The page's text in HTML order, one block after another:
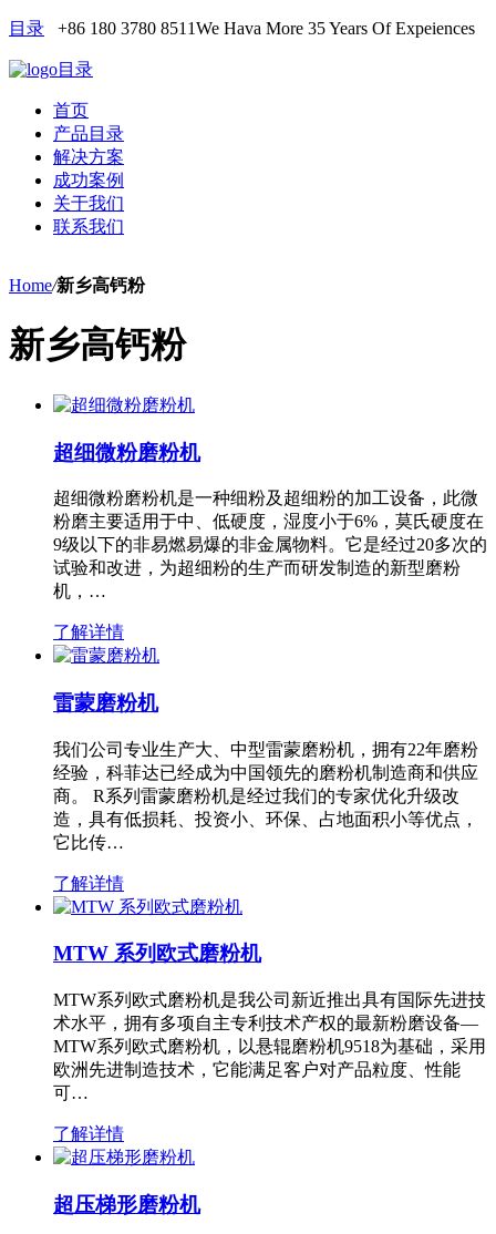
目录 +86 180 3780 8511We Hava More 35 Years Of Expeiences
目录
首页
产品目录
解决方案
成功案例
关于我们
联系我们
Home/新乡高钙粉
新乡高钙粉
超细微粉磨粉机
超细微粉磨粉机是一种细粉及超细粉的加工设备，此微
粉磨主要适用于中、低硬度，湿度小于6%，莫氏硬度在
9级以下的非易燃易爆的非金属物料。它是经过20多次的
试验和改进，为超细粉的生产而研发制造的新型磨粉
机，…
了解详情
雷蒙磨粉机
我们公司专业生产大、中型雷蒙磨粉机，拥有22年磨粉
经验，科菲达已经成为中国领先的磨粉机制造商和供应
商。 R系列雷蒙磨粉机是经过我们的专家优化升级改
造，具有低损耗、投资小、环保、占地面积小等优点，
它比传…
了解详情
MTW 系列欧式磨粉机
MTW系列欧式磨粉机是我公司新近推出具有国际先进技
术水平，拥有多项自主专利技术产权的最新粉磨设备—
MTW系列欧式磨粉机，以悬辊磨粉机9518为基础，采用
欧洲先进制造技术，它能满足客户对产品粒度、性能
可…
了解详情
超压梯形磨粉机